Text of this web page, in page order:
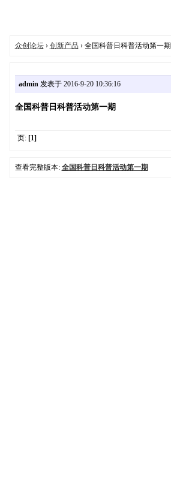
众创论坛› 创新产品 › 全国科普日科普活动第一期
admin发表于 2016-9-20 10:36:16
全国科普日科普活动第一期
页: [1]
查看完整版本: 全国科普日科普活动第一期